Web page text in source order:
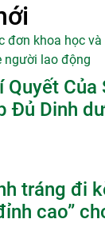
Quyết Của
Đủ Dinh
tráng đi
cao”